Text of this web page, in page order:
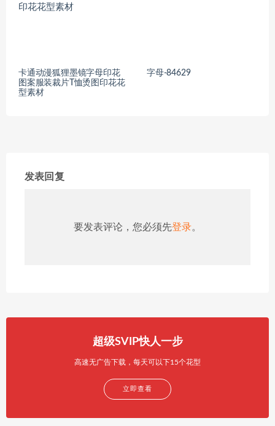
卡通动漫狐狸墨镜字母印花
图案服装裁片T恤烫图印花花
型素材
字母-84629
发表回复
要发表评论，您必须先登录。
超级SVIP快人一步
高速无广告下载，每天可以下15个花型
立即查看